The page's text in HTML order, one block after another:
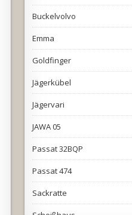
Buckelvolvo
Emma
Goldfinger
Jägerkübel
Jägervari
JAWA 05
Passat 32BQP
Passat 474
Sackratte